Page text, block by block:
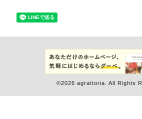
©2026 agrattoria . All Rights